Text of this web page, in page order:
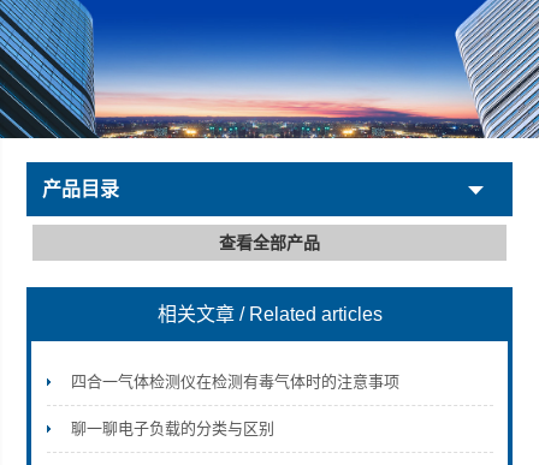
深圳市深博瑞仪器仪表有限公司
产品目录
查看全部产品
相关文章 / Related articles
四合一气体检测仪在检测有毒气体时的注意事项
聊一聊电子负载的分类与区别